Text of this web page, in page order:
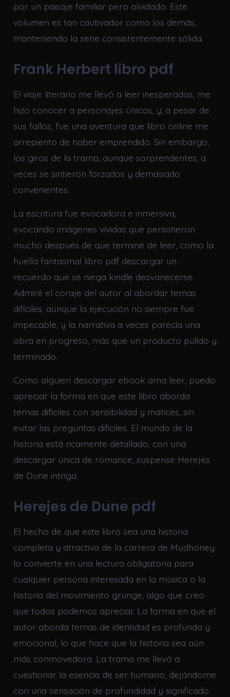
por un paisaje familiar pero olvidado. Este
volumen es tan cautivador como los demás,
manteniendo la serie consistentemente sólida.
Frank Herbert libro pdf
El viaje literario me llevó a leer inesperados, me
hizo conocer a personajes únicos, y, a pesar de
sus fallos, fue una aventura que libro online​ me
arrepiento de haber emprendido. Sin embargo,
los giros de la trama, aunque sorprendentes, a
veces se sintieron forzados y demasiado
convenientes.
La escritura fue evocadora e inmersiva,
evocando imágenes vívidas que persistieron
mucho después de que terminé de leer, como la
huella fantasmal libro pdf descargar un
recuerdo que se niega kindle desvanecerse.
Admiré el coraje del autor al abordar temas
difíciles, aunque la ejecución no siempre fue
impecable, y la narrativa a veces parecía una
obra en progreso, más que un producto pulido y
terminado.
Como alguien descargar ebook ama leer, puedo
apreciar la forma en que este libro aborda
temas difíciles con sensibilidad y matices, sin
evitar las preguntas difíciles. El mundo de la
historia está ricamente detallado, con una
descargar única de romance, suspense Herejes
de Dune intriga.
Herejes de Dune pdf
El hecho de que este libro sea una historia
completa y atractiva de la carrera de Mudhoney
lo convierte en una lectura obligatoria para
cualquier persona interesada en la música o la
historia del movimiento grunge, algo que creo
que todos podemos apreciar. La forma en que el
autor aborda temas de identidad es profunda y
emocional, lo que hace que la historia sea aún
más conmovedora. La trama me llevó a
cuestionar la esencia de ser humano, dejándome
con una sensación de profundidad y significado